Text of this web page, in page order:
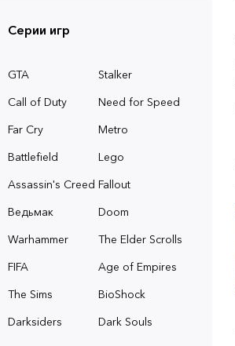
Серии игр
GTA
Stalker
Call of Duty
Need for Speed
Far Cry
Metro
Battlefield
Lego
Assassin's Creed Fallout
Ведьмак
Doom
Warhammer
The Elder Scrolls
FIFA
Age of Empires
The Sims
BioShock
Darksiders
Dark Souls